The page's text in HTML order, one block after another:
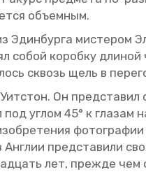
объ­ем­ным.
Эдин­бур­га ми­сте­ром
собой ко­роб­ку
сквозь щель в
Он
углом 45° к
пред­ста­ви­ли
лет, пре­жде